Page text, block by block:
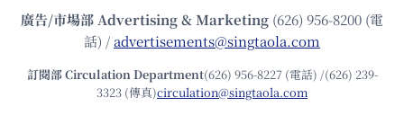
廣告/市場部Advertising & Marketing (626) 956-8200 (電
話) /advertisements@singtaola.com
訂閱部 Circulation Department(626) 956-8227 (電話) /(626) 239-
3323 (傳真)circulation@singtaola.com